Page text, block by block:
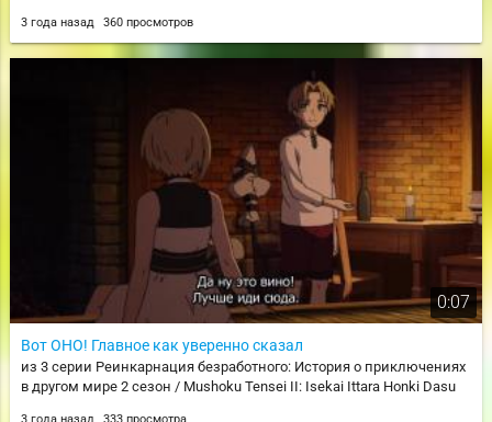
3 года назад 360 просмотров
0:07
Вот ОНО! Главное как уверенно сказал
из 3 серии Реинкарнация безработного: История о приключениях
в другом мире 2 сезон / Mushoku Tensei II: Isekai Ittara Honki Dasu
3 года назад 333 просмотра